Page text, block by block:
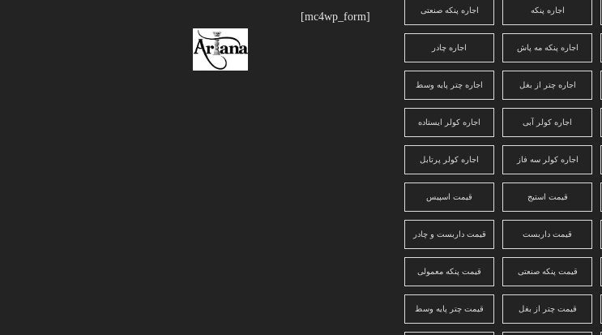
اجاره پنکه اجاره پنکه صنعتی
اجاره پنکه مه پاش اجاره چادر
اجاره چتر از بغل اجاره چتر پایه وسط
اجاره کولر آبی اجاره کولر ایستاده
اجاره کولر سه فاز اجاره کولر پرتابل
قیمت استیج قیمت اسپیس
قیمت داربست قیمت داربست و چادر
قیمت پنکه صنعتی قیمت پنکه معمولی
قیمت چتر از بغل قیمت چتر پایه وسط
[mc4wp_form]